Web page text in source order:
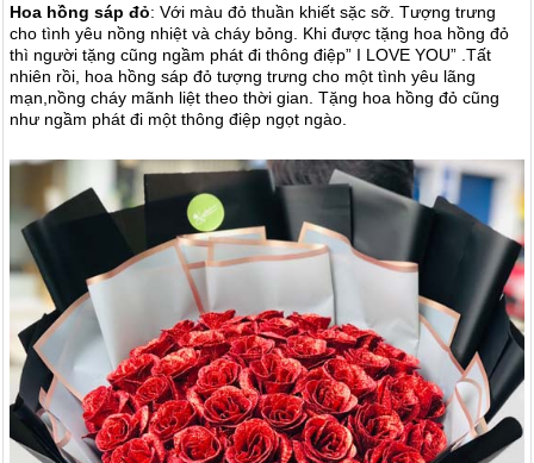
Hoa hồng sáp đỏ: Với màu đỏ thuần khiết sặc sỡ. Tượng trưng
cho tình yêu nồng nhiệt và cháy bỏng. Khi được tặng hoa hồng đỏ
thì người tặng cũng ngầm phát đi thông điệp” I LOVE YOU” .Tất
nhiên rồi, hoa hồng sáp đỏ tượng trưng cho một tình yêu lãng
mạn,nồng cháy mãnh liệt theo thời gian. Tặng hoa hồng đỏ cũng
như ngầm phát đi một thông điệp ngọt ngào.